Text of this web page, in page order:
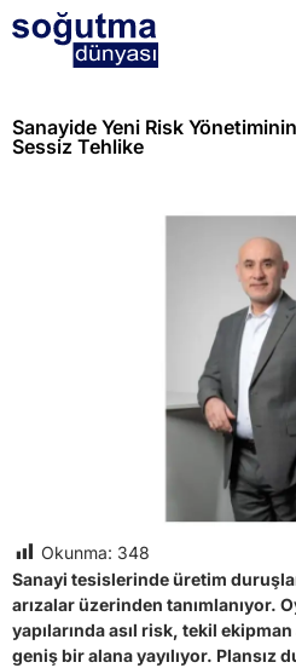
Sanayide Yeni Risk
Sessiz Tehlike
Okunma: 348
Sanayi tesislerinde üretim
arızalar üzerinden tanımlanıyor.
yapılarında asıl risk, tekil
geniş bir alana yayılıyor. Plansız